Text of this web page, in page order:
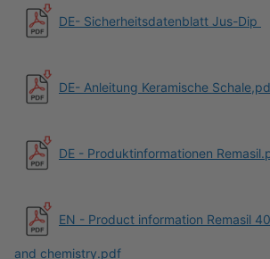
DE- Sicherheitsdatenblatt Jus-Dip
DE- Anleitung Keramische
DE - Produktinformationen
EN - Product information Remasil
and chemistry.pdf